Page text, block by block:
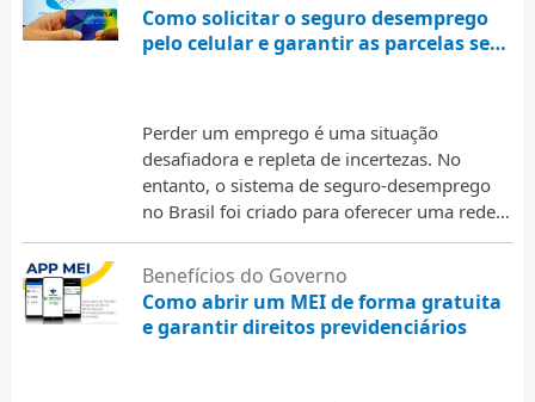
Como solicitar o seguro desemprego
pelo celular e garantir as parcelas sem
Perder um emprego é uma situação
desafiadora e repleta de incertezas. No
entanto, o sistema de seguro-desemprego
no Brasil foi criado para oferecer uma rede
de proteção financeira aos …
Benefícios do Governo
Como abrir um MEI de forma gratuita
e garantir direitos previdenciários